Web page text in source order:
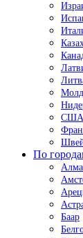
США
По
Баар